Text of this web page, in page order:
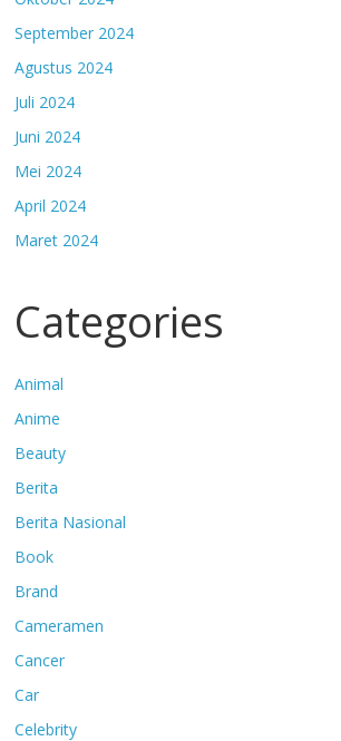
September 2024
Agustus 2024
Juli 2024
Juni 2024
Mei 2024
April 2024
Maret 2024
Categories
Animal
Anime
Beauty
Berita
Berita Nasional
Book
Brand
Cameramen
Cancer
Car
Celebrity